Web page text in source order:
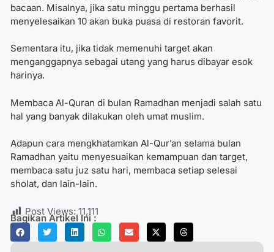
bacaan. Misalnya, jika satu minggu pertama berhasil
menyelesaikan 10 akan buka puasa di restoran favorit.
Sementara itu, jika tidak memenuhi target akan
menganggapnya sebagai utang yang harus dibayar esok
harinya.
Membaca Al-Quran di bulan Ramadhan menjadi salah satu
hal yang banyak dilakukan oleh umat muslim.
Adapun cara mengkhatamkan Al-Qur’an selama bulan
Ramadhan yaitu menyesuaikan kemampuan dan target,
membaca satu juz satu hari, membaca setiap selesai
sholat, dan lain-lain.
Post Views: 11,111
Bagikan Artikel Ini :